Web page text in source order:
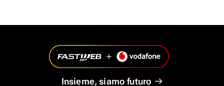
Insieme, siamo futuro